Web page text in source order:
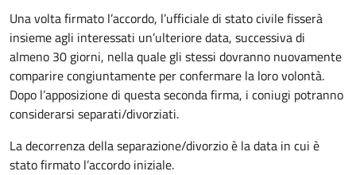
Una volta firmato l’accordo, l’ufficiale di stato civile fisserà
insieme agli interessati un’ulteriore data, successiva di
almeno 30 giorni, nella quale gli stessi dovranno nuovamente
comparire congiuntamente per confermare la loro volontà.
Dopo l’apposizione di questa seconda firma, i coniugi potranno
considerarsi separati/divorziati.
La decorrenza della separazione/divorzio è la data in cui è
stato firmato l’accordo iniziale.